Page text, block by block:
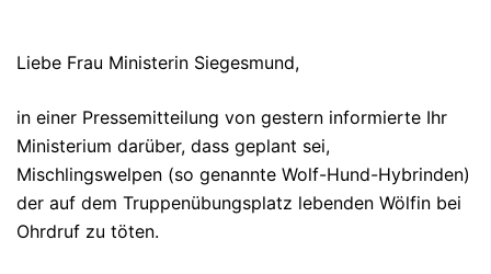
Liebe Frau Ministerin Siegesmund,
in einer Pressemitteilung von gestern informierte Ihr
Ministerium darüber, dass geplant sei,
Mischlingswelpen (so genannte Wolf-Hund-Hybrinden)
der auf dem Truppenübungsplatz lebenden Wölfin bei
Ohrdruf zu töten.